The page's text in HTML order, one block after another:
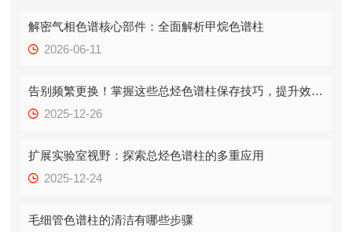
解密气相色谱核心部件：全面解析甲烷色谱柱
2026-06-11
告别频繁更换！掌握这些总烃色谱柱保存技巧，提升效率！
2025-12-26
扩展实验室视野：探索总烃色谱柱的多重应用
2025-12-24
毛细管色谱柱的清洁有哪些步骤